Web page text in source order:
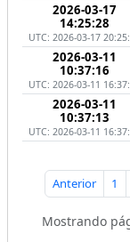
2026-03-17
14:25:28
UTC: 2026-03-17
2026-03-11
10:37:16
UTC: 2026-03-11
2026-03-11
10:37:13
UTC: 2026-03-11
Anterior 1
Mostrando